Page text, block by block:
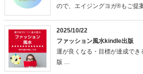
ので、エイジングヨガ®もご提
2025/10/22
ファッション風水kindle出版
運が良くなる・目標が達成で
版 …